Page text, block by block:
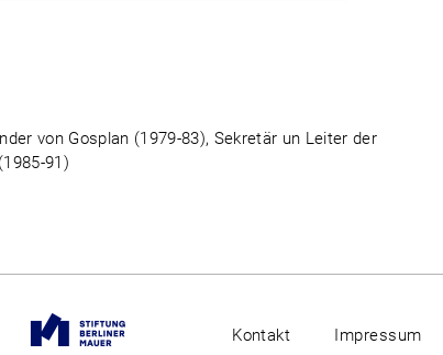
von Gosplan (1979-83), Sekretär un Leiter der
91)
Kontakt Impressum